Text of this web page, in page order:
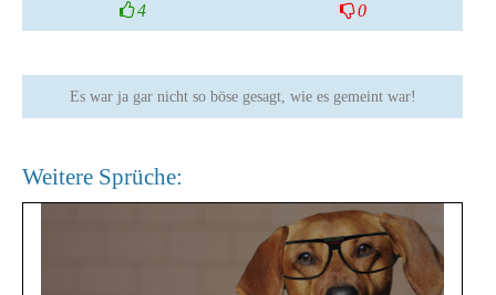
4 0
Es war ja gar nicht so böse gesagt, wie es gemeint war!
Weitere Sprüche: